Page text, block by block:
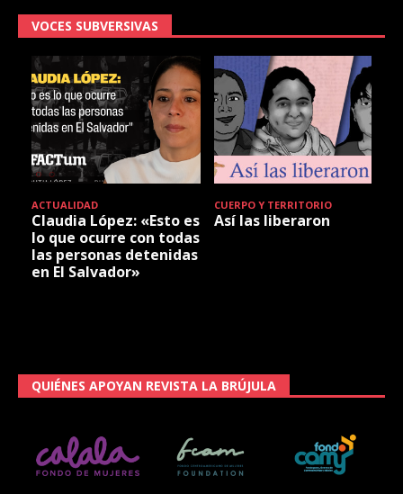
VOCES SUBVERSIVAS
ACTUALIDAD
Claudia López: «Esto es
lo que ocurre con todas
las personas detenidas
en El Salvador»
CUERPO Y TERRITORIO
Así las liberaron
QUIÉNES APOYAN REVISTA LA BRÚJULA